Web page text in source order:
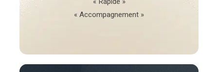
« Accompagnement »